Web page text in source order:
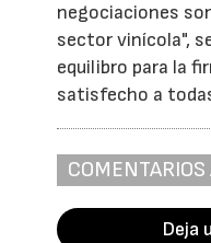
negociaciones
sector vinícola",
equilibro para la
satisfecho a
Deja